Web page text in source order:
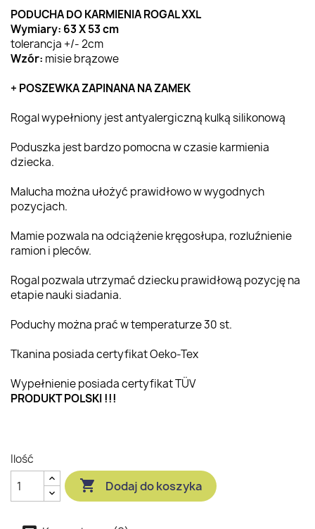
PODUCHA DO KARMIENIA ROGAL XXL
Wymiary: 63 X 53 cm
tolerancja +/- 2cm
Wzór: misie brązowe
+ POSZEWKA ZAPINANA NA ZAMEK
Rogal wypełniony jest antyalergiczną kulką silikonową
Poduszka jest bardzo pomocna w czasie karmienia
dziecka.
Malucha można ułożyć prawidłowo w wygodnych
pozycjach.
Mamie pozwala na odciążenie kręgosłupa, rozluźnienie
ramion i pleców.
Rogal pozwala utrzymać dziecku prawidłową pozycję na
etapie nauki siadania.
Poduchy można prać w temperaturze 30 st.
Tkanina posiada certyfikat Oeko-Tex
Wypełnienie posiada certyfikat TÜV
PRODUKT POLSKI !!!
Ilość
 Dodaj do koszyka